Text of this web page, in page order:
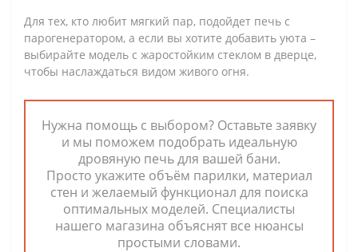
Для тех, кто любит мягкий пар, подойдет печь с
парогенератором, а если вы хотите добавить уюта –
выбирайте модель с жаростойким стеклом в дверце,
чтобы наслаждаться видом живого огня.
Нужна помощь с выбором? Оставьте заявку
и мы поможем подобрать идеальную
дровяную печь для вашей бани.
Просто укажите объём парилки, материал
стен и желаемый функционал для поиска
оптимальных моделей. Специалисты
нашего магазина объяснят все нюансы
простыми словами.